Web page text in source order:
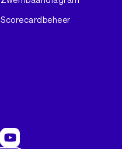
Scorecardbeheer